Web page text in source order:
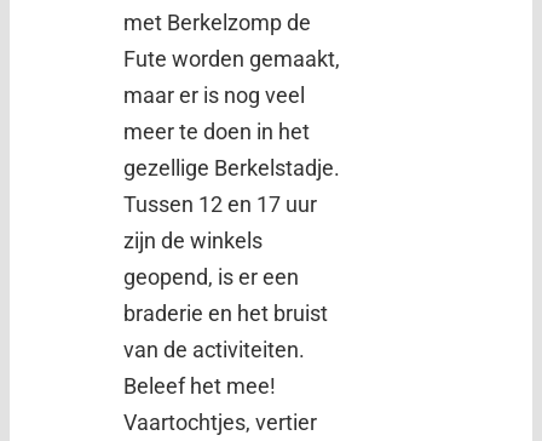
met Berkelzomp de
Fute worden gemaakt,
maar er is nog veel
meer te doen in het
gezellige Berkelstadje.
Tussen 12 en 17 uur
zijn de winkels
geopend, is er een
braderie en het bruist
van de activiteiten.
Beleef het mee!
Vaartochtjes, vertier